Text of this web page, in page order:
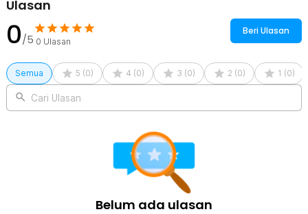
Ulasan
0/5 0 Ulasan
Beri Ulasan
Semua 5 (0) 4 (0) 3 (0) 2 (0) 1 (0)
Cari Ulasan
Belum ada ulasan